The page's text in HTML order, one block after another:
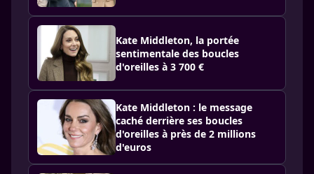
Kate Middleton, la portée
sentimentale des boucles
d'oreilles à 3 700 €
Kate Middleton : le message
caché derrière ses boucles
d'oreilles à près de 2 millions
d'euros